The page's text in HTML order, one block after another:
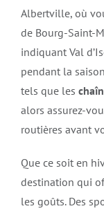
Albertville, où
de Bourg-Saint-
indiquant Val
pendant la
tels que les
alors assurez-
routières avant
Que ce soit en
destination qui
les goûts. Des